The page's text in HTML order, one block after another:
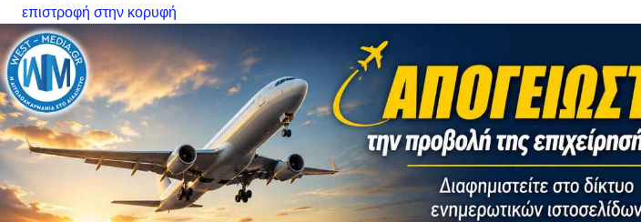
επιστροφή στην κορυφή